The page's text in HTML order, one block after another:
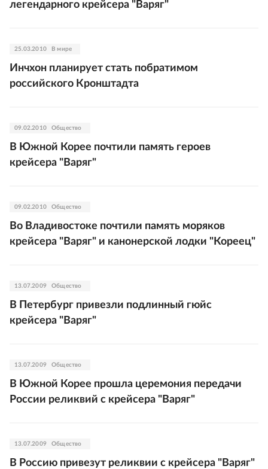
легендарного крейсера "Варяг"
25.03.2010 В мире
Инчхон планирует стать побратимом
российского Кронштадта
09.02.2010 Общество
В Южной Корее почтили память героев
крейсера "Варяг"
09.02.2010 Общество
Во Владивостоке почтили память моряков
крейсера "Варяг" и канонерской лодки "Кореец"
13.07.2009 Общество
В Петербург привезли подлинный гюйс
крейсера "Варяг"
13.07.2009 Общество
В Южной Корее прошла церемония передачи
России реликвий с крейсера "Варяг"
13.07.2009 Общество
В Россию привезут реликвии с крейсера "Варяг"